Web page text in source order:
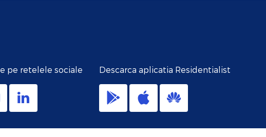
pe retelele sociale Descarca aplicatia Residentialist